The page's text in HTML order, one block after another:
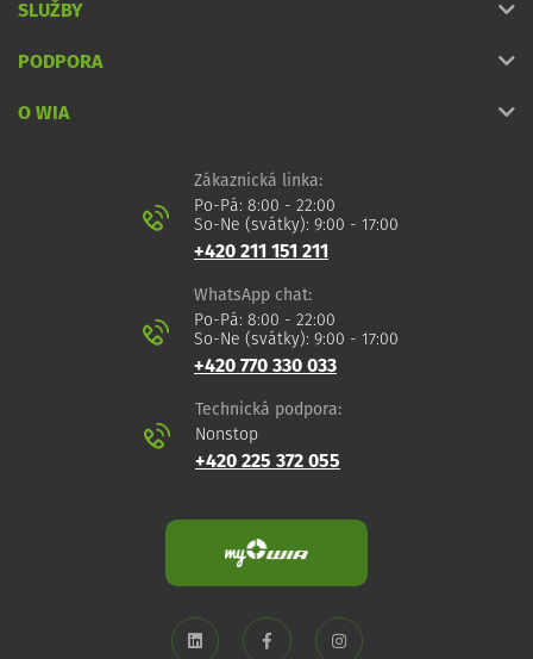
SLUŽBY
PODPORA
O WIA
Zákaznická linka:
Po-Pá: 8:00 - 22:00
So-Ne (svátky): 9:00 - 17:00
+420 211 151 211
WhatsApp chat:
Po-Pá: 8:00 - 22:00
So-Ne (svátky): 9:00 - 17:00
+420 770 330 033
Technická podpora:
Nonstop
+420 225 372 055